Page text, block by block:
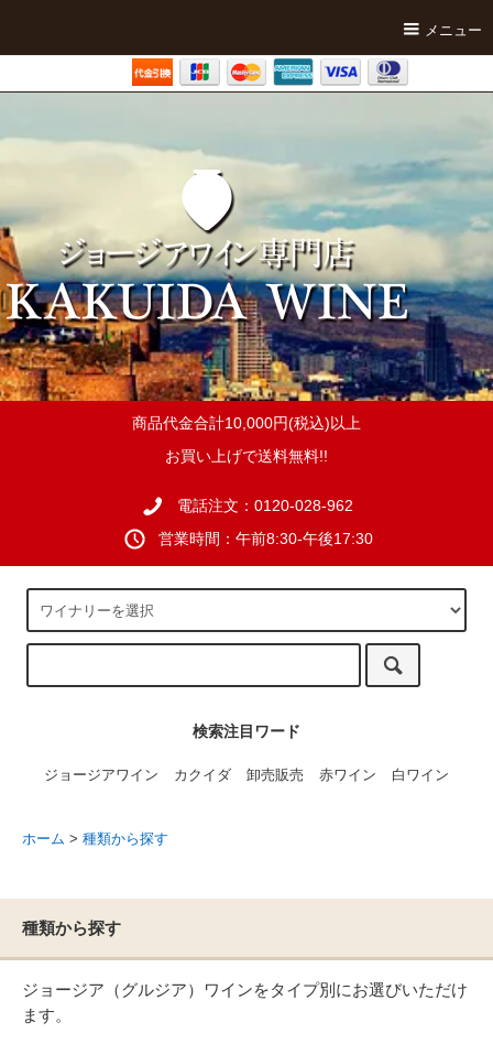
メニュー
商品代金合計10,000円(税込)以上
お買い上げで送料無料!!
電話注文：0120-028-962
営業時間：午前8:30-午後17:30
検索注目ワード
ジョージアワイン カクイダ 卸売販売 赤ワイン 白ワイン
ホーム > 種類から探す
種類から探す
ジョージア（グルジア）ワインをタイプ別にお選びいただけ
ます。